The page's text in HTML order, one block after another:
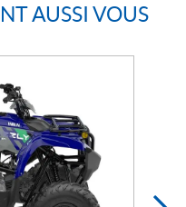
AUSSI VOUS